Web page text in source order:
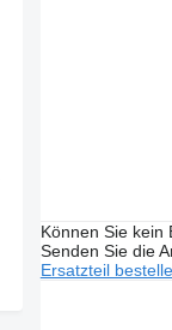
Können Sie kein
Senden Sie die
Ersatzteil